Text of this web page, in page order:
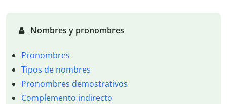
Nombres y pronombres
Pronombres
Tipos de nombres
Pronombres demostrativos
Complemento indirecto